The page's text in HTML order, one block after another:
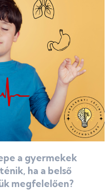
a gyermekek
ha a belső
megfelelően?